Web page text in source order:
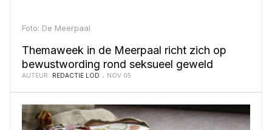
Foto: De Meerpaal
Themaweek in de Meerpaal richt zich op
bewustwording rond seksueel geweld
AUTEUR: REDACTIE LOD NOV 05